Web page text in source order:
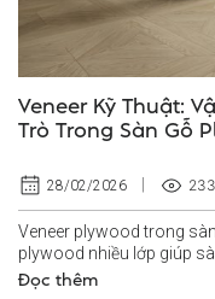
Veneer Kỹ Thuật:
Trò Trong Sàn Gỗ
28/02/2026 233
Veneer plywood trong
plywood nhiều lớp giúp
lâu...
Đọc thêm